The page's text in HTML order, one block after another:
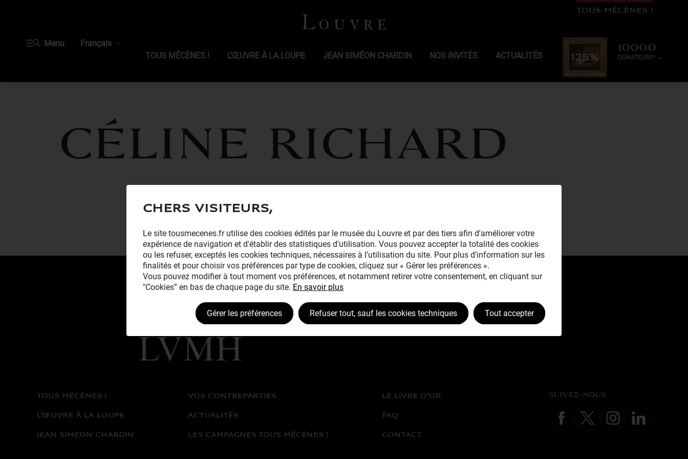
TOUS MÉCÈNES !
Menu
Français
TOUS MÉCÈNES !
L’ŒUVRE À LA LOUPE JEAN SIMÉON CHARDIN NOS INVITÉS ACTUALITÉS 125%
10000
DONATEURS*
Céline Richard
Avec le mécénat
TOUS MÉCÈNES !
L’ŒUVRE À LA LOUPE
JEAN SIMEON CHARDIN
VOS CONTREPARTIES
ACTUALITÉS
LES CAMPAGNES TOUS MÉCÈNES !
LE LIVRE D’OR
FAQ
CONTACT
SUIVEZ-NOUS
Chers visiteurs,
Le site tousmecenes.fr utilise des cookies édités par le musée du Louvre et par des tiers afin d'améliorer votre
expérience de navigation et d'établir des statistiques d'utilisation. Vous pouvez accepter la totalité des cookies
ou les refuser, exceptés les cookies techniques, nécessaires à l’utilisation du site. Pour plus d’information sur les
finalités et pour choisir vos préférences par type de cookies, cliquez sur « Gérer les préférences ».
Vous pouvez modifier à tout moment vos préférences, et notamment retirer votre consentement, en cliquant sur
"Cookies” en bas de chaque page du site. En savoir plus
Gérer les préférences Refuser tout, sauf les cookies techniques Tout accepter